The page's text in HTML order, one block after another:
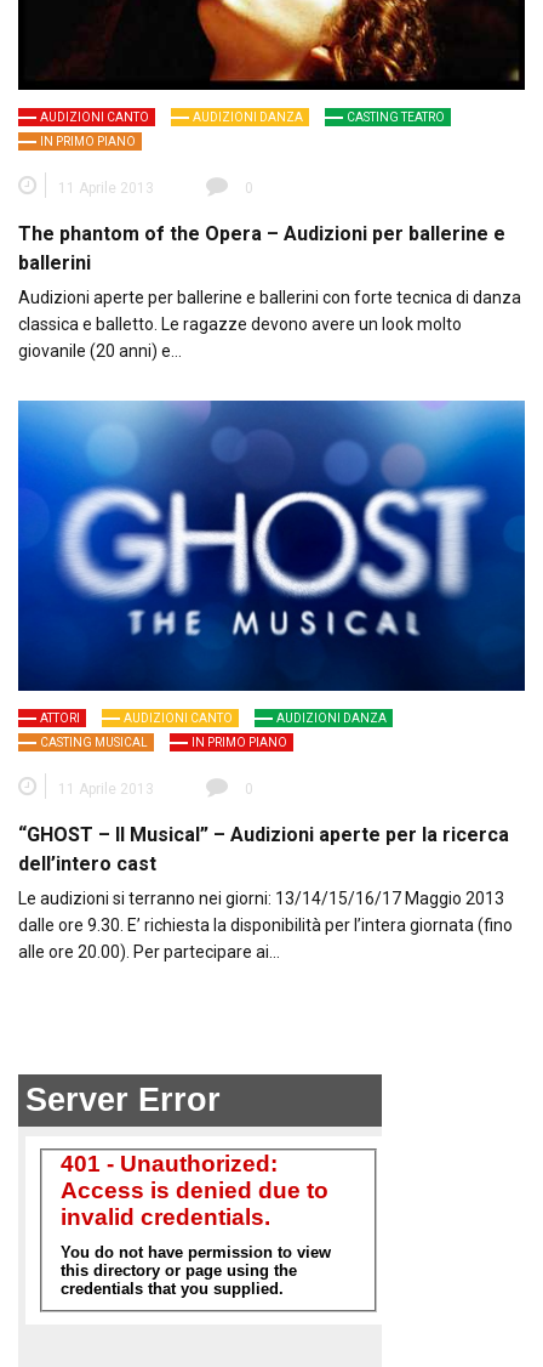
AUDIZIONI CANTO AUDIZIONI DANZA
CASTING TEATRO
IN PRIMO PIANO
11 Aprile 2013 0
The phantom of the Opera – Audizioni per ballerine e
ballerini
Audizioni aperte per ballerine e ballerini con forte tecnica di danza
classica e balletto. Le ragazze devono avere un look molto
giovanile (20 anni) e…
ATTORI AUDIZIONI CANTO
AUDIZIONI DANZA
CASTING MUSICAL
IN PRIMO PIANO
11 Aprile 2013 0
“GHOST – Il Musical” – Audizioni aperte per la ricerca
dell’intero cast
Le audizioni si terranno nei giorni: 13/14/15/16/17 Maggio 2013
dalle ore 9.30. E’ richiesta la disponibilità per l’intera giornata (fino
alle ore 20.00). Per partecipare ai…